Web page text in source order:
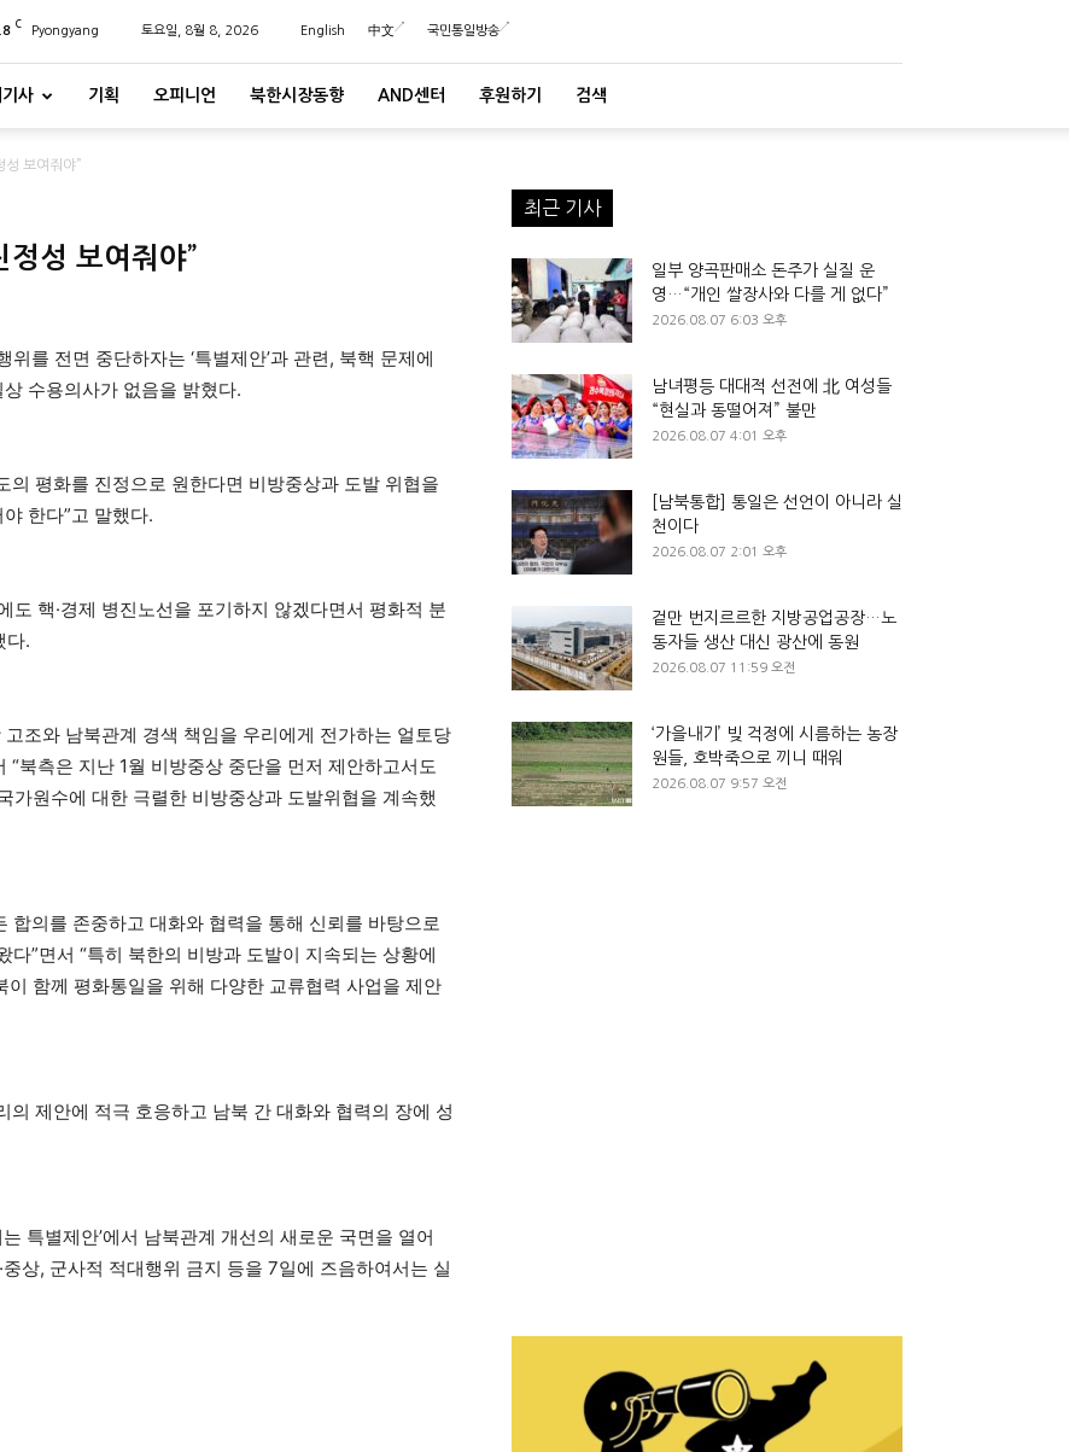
C Pyongyang 토요일, 8월 8, 2026 English 中文 국민통일방송
기사 기획 오피니언 북한시장동향 AND센터 후원하기 검색
성 보여줘야”
정성 보여줘야”
를 전면 중단하자는 ‘특별제안’과 관련, 북핵 문제에
수용의사가 없음을 밝혔다.
의 평화를 진정으로 원한다면 비방중상과 도발 위협을
한다”고 말했다.
도 핵·경제 병진노선을 포기하지 않겠다면서 평화적 분
다.
고조와 남북관계 경색 책임을 우리에게 전가하는 얼토당
북측은 지난 1월 비방중상 중단을 먼저 제안하고서도
가원수에 대한 극렬한 비방중상과 도발위협을 계속했
합의를 존중하고 대화와 협력을 통해 신뢰를 바탕으로
”면서 “특히 북한의 비방과 도발이 지속되는 상황에
함께 평화통일을 위해 다양한 교류협력 사업을 제안
제안에 적극 호응하고 남북 간 대화와 협력의 장에 성
특별제안’에서 남북관계 개선의 새로운 국면을 열어
상, 군사적 적대행위 금지 등을 7일에 즈음하여서는 실
최근 기사
일부 양곡판매소 돈주가 실질 운
영…“개인 쌀장사와 다를 게 없다”
2026.08.07 6:03 오후
남녀평등 대대적 선전에 北 여성들
“현실과 동떨어져” 불만
2026.08.07 4:01 오후
[남북통합] 통일은 선언이 아니라 실
천이다
2026.08.07 2:01 오후
겉만 번지르르한 지방공업공장…노
동자들 생산 대신 광산에 동원
2026.08.07 11:59 오전
‘가을내기’ 빚 걱정에 시름하는 농장
원들, 호박죽으로 끼니 때워
2026.08.07 9:57 오전